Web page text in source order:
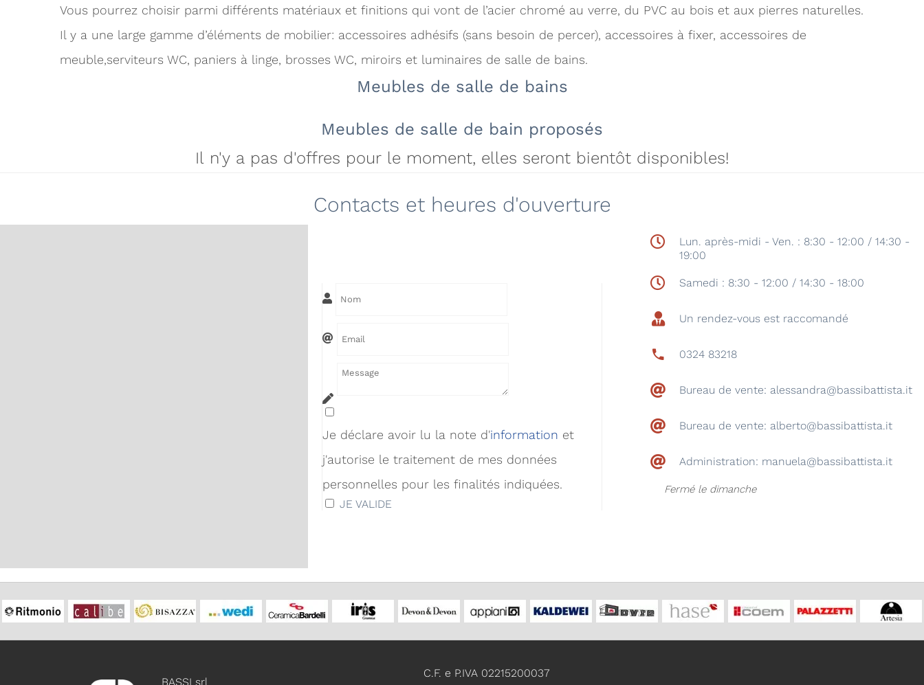
Vous pourrez choisir parmi différents matériaux et finitions qui vont de l’acier chromé au verre, du PVC au bois et aux pierres naturelles.
Il y a une large gamme d’éléments de mobilier: accessoires adhésifs (sans besoin de percer), accessoires à fixer, accessoires de
meuble,serviteurs WC, paniers à linge, brosses WC, miroirs et luminaires de salle de bains.
Meubles de salle de bains
Meubles de salle de bain proposés
Il n'y a pas d'offres pour le moment, elles seront bientôt disponibles!
Contacts et heures d'ouverture
Je déclare avoir lu la note d'information et
j'autorise le traitement de mes données
personnelles pour les finalités indiquées.
JE VALIDE
Lun. après-midi - Ven. : 8:30 - 12:00 / 14:30 -
19:00
Samedi : 8:30 - 12:00 / 14:30 - 18:00
Un rendez-vous est raccomandé
0324 83218
Bureau de vente: alessandra@bassibattista.it
Bureau de vente: alberto@bassibattista.it
Administration: manuela@bassibattista.it
Fermé le dimanche
BASSI srl
C.F. e P.IVA 02215200037